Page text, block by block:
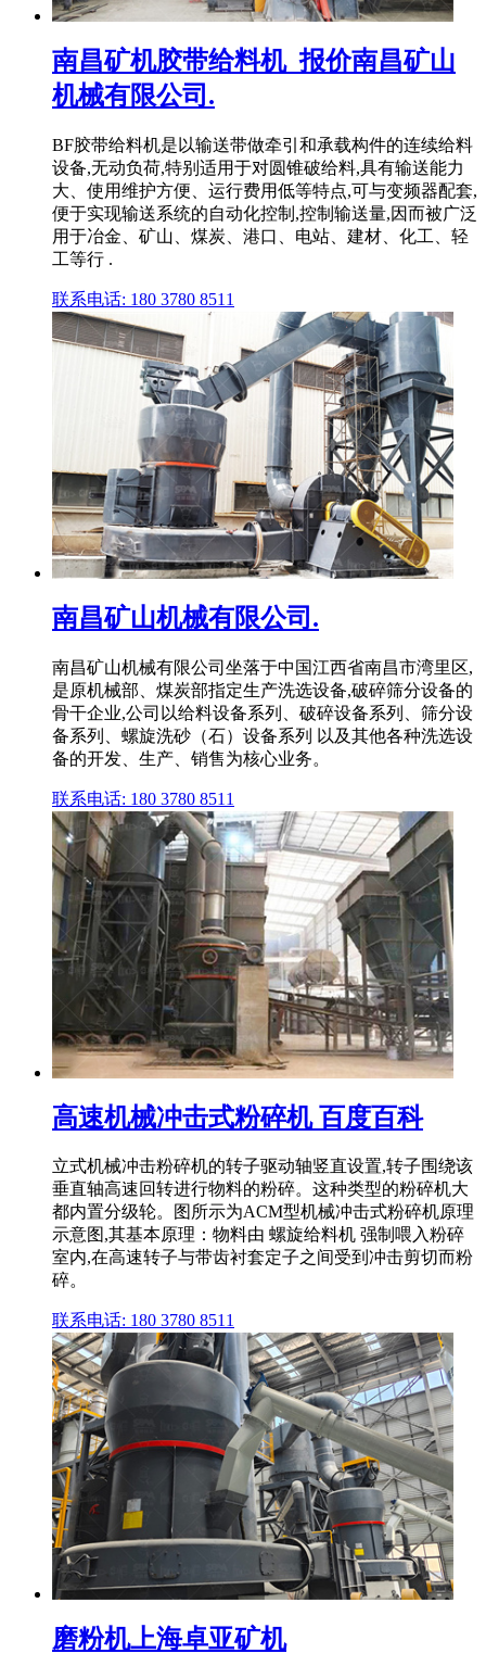
南昌矿机胶带给料机_报价南昌矿山
机械有限公司.
BF胶带给料机是以输送带做牵引和承载构件的连续给料
设备,无动负荷,特别适用于对圆锥破给料,具有输送能力
大、使用维护方便、运行费用低等特点,可与变频器配套,
便于实现输送系统的自动化控制,控制输送量,因而被广泛
用于冶金、矿山、煤炭、港口、电站、建材、化工、轻
工等行 .
联系电话: 180 3780 8511
南昌矿山机械有限公司.
南昌矿山机械有限公司坐落于中国江西省南昌市湾里区,
是原机械部、煤炭部指定生产洗选设备,破碎筛分设备的
骨干企业,公司以给料设备系列、破碎设备系列、筛分设
备系列、螺旋洗砂（石）设备系列 以及其他各种洗选设
备的开发、生产、销售为核心业务。
联系电话: 180 3780 8511
高速机械冲击式粉碎机 百度百科
立式机械冲击粉碎机的转子驱动轴竖直设置,转子围绕该
垂直轴高速回转进行物料的粉碎。这种类型的粉碎机大
都内置分级轮。图所示为ACM型机械冲击式粉碎机原理
示意图,其基本原理：物料由 螺旋给料机 强制喂入粉碎
室内,在高速转子与带齿衬套定子之间受到冲击剪切而粉
碎。
联系电话: 180 3780 8511
磨粉机上海卓亚矿机